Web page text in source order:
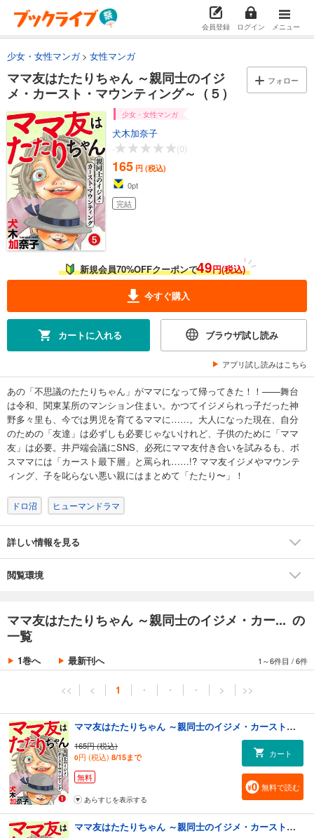
会員登録 ログイン メニュー
少女・女性マンガ 女性マンガ
ママ友はたたりちゃん ～親同士のイジ
メ・カースト・マウンティング～（５）
フォロー
少女・女性マンガ
犬木加奈子
-
(0)
165 円 (税込)
0pt
完結
新規会員70%OFFクーポンで49円(税込)
今すぐ購入
カートに入れる ブラウザ試し読み
アプリ試し読みはこちら
あの「不思議のたたりちゃん」がママになって帰ってきた！！——舞台
は令和、関東某所のマンション住まい。かつてイジメられっ子だった神
野多々里も、今では男児を育てるママに……。大人になった現在、自分
のための「友達」は必ずしも必要じゃないけれど、子供のために「ママ
友」は必要。井戸端会議にSNS、必死にママ友付き合いを試みるも、ボ
スママには「カースト最下層」と罵られ……!? ママ友イジメやマウンテ
ィング、子を叱らない悪い親にはまとめて「たたり〜」！
ドロ沼 ヒューマンドラマ
詳しい情報を見る
閲覧環境
ママ友はたたりちゃん ～親同士のイジメ・カー... の
一覧
1巻へ 最新刊へ 1～6件目 /6件
<< < 1 ・ ・ ・ > >>
ママ友はたたりちゃん ～親同士のイジメ・カースト・マウンティング～（１）
165円 (税込)
0円 (税込) 8/15まで
無料
カート
無料で読む
あらすじを表示する
ママ友はたたりちゃん ～親同士のイジメ・カースト・マウンティング～（２）